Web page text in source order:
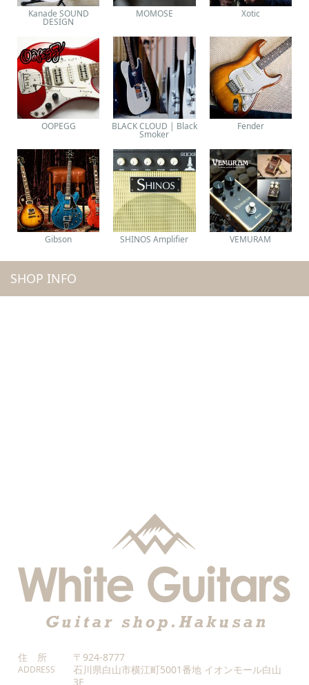
Kanade SOUND
DESIGN
MOMOSE Xotic
OOPEGG BLACK CLOUD | Black
Smoker
Fender
Gibson SHINOS Amplifier VEMURAM
SHOP INFO
住 所
ADDRESS
〒924-8777
石川県白山市横江町5001番地 イオンモール白山
3F